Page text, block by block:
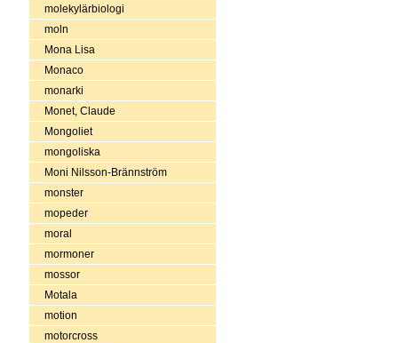
molekylärbiologi
moln
Mona Lisa
Monaco
monarki
Monet, Claude
Mongoliet
mongoliska
Moni Nilsson-Brännström
monster
mopeder
moral
mormoner
mossor
Motala
motion
motorcross